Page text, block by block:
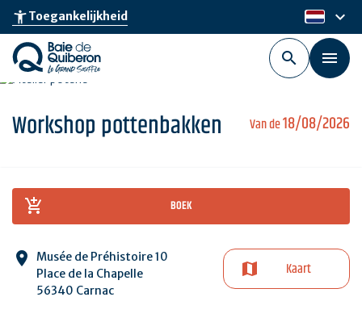
Skip
main
content
accessibility_newToegankelijkheid nl
keyboard_arrow_down
Van de18/08/2026
Workshop pottenbakken
BOEK
Musée de Préhistoire 10
Place de la Chapelle
56340 Carnac
Kaart